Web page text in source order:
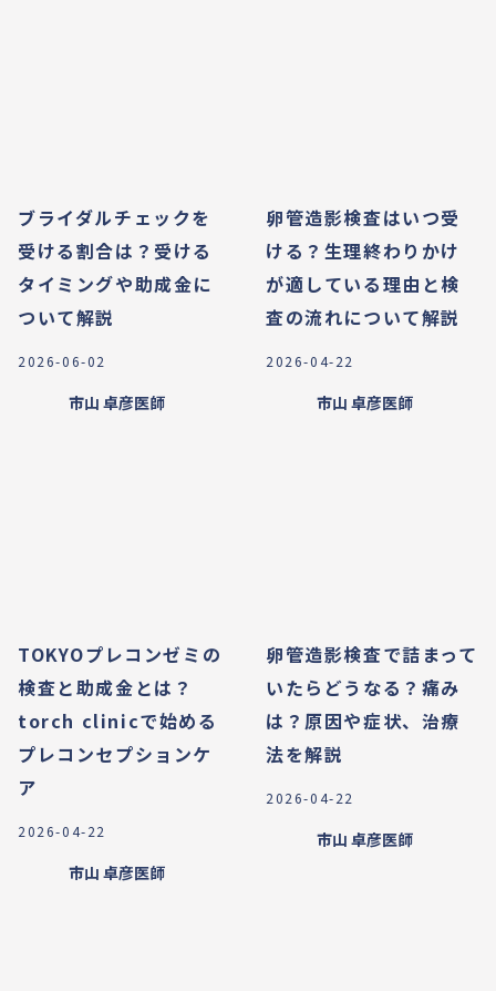
ブライダルチェックを
受ける割合は？受ける
タイミングや助成金に
ついて解説
2026-06-02
市山 卓彦医師
卵管造影検査はいつ受
ける？生理終わりかけ
が適している理由と検
査の流れについて解説
2026-04-22
市山 卓彦医師
TOKYOプレコンゼミの
検査と助成金とは？
torch clinicで始める
プレコンセプションケ
ア
2026-04-22
市山 卓彦医師
卵管造影検査で詰まって
いたらどうなる？痛み
は？原因や症状、治療
法を解説
2026-04-22
市山 卓彦医師